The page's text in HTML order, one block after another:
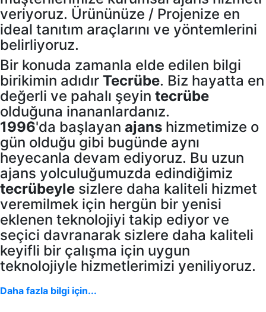
veriyoruz. Ürününüze / Projenize en
ideal tanıtım araçlarını ve yöntemlerini
belirliyoruz.
Bir konuda zamanla elde edilen bilgi
birikimin adıdır Tecrübe. Biz hayatta en
değerli ve pahalı şeyin tecrübe
olduğuna inananlardanız.
1996'da başlayan ajans hizmetimize o
gün olduğu gibi bugünde aynı
heyecanla devam ediyoruz. Bu uzun
ajans yolculuğumuzda edindiğimiz
tecrübeyle sizlere daha kaliteli hizmet
veremilmek için hergün bir yenisi
eklenen teknolojiyi takip ediyor ve
seçici davranarak sizlere daha kaliteli
keyifli bir çalışma için uygun
teknolojiyle hizmetlerimizi yeniliyoruz.
Daha fazla bilgi için...